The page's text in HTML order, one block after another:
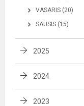
VASARIS (20)
SAUSIS (15)
2025
2024
2023